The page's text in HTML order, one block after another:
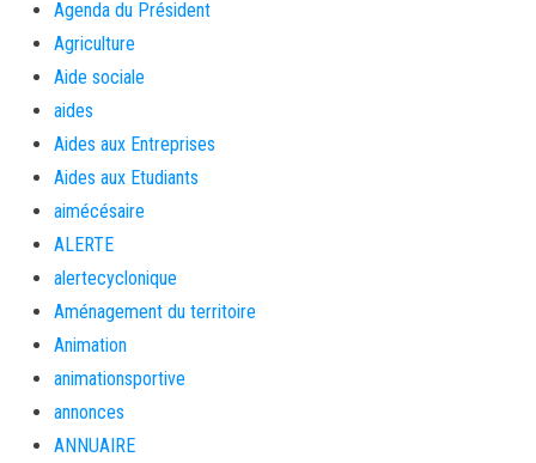
Agenda du Président
Agriculture
Aide sociale
aides
Aides aux Entreprises
Aides aux Etudiants
aimécésaire
ALERTE
alertecyclonique
Aménagement du territoire
Animation
animationsportive
annonces
ANNUAIRE